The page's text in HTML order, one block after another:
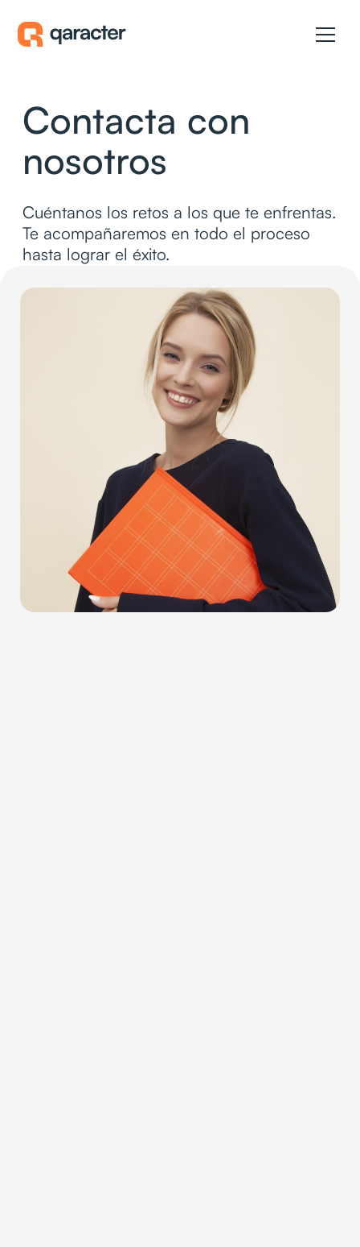
Contacta con
nosotros
Cuéntanos los retos a los que te enfrentas.
Te acompañaremos en todo el proceso
hasta lograr el éxito.